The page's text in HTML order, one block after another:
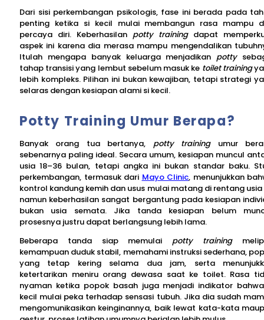
Dari sisi perkembangan psikologis, fase ini berada pada
penting ketika si kecil mulai membangun rasa mampu
percaya diri. Keberhasilan potty trainingdapat
aspek ini karena dia merasa mampu mengendalikan
Itulah mengapa banyak keluarga menjadikanpotty
tahap transisi yang lembut sebelum masuk ke toilet training
lebih kompleks. Pilihan ini bukan kewajiban, tetapi strategi
selaras dengan kesiapan alami si kecil.
Potty Training Umur Berapa?
Banyak orang tua bertanya, potty training umur
sebenarnya paling ideal. Secara umum, kesiapan muncul
usia 18–36 bulan, tetapi angka ini bukan standar baku.
perkembangan, termasuk dari Mayo Clinic, menunjukkan
kontrol kandung kemih dan usus mulai matang di rentang usia
namun keberhasilan sangat bergantung pada kesiapan
bukan usia semata. Jika tanda kesiapan belum
prosesnya justru dapat berlangsung lebih lama.
Beberapa tanda siap memulaipotty training
kemampuan duduk stabil, memahami instruksi sederhana,
yang tetap kering selama dua jam, serta
ketertarikan meniru orang dewasa saat ke toilet. Rasa
nyaman ketika popok basah juga menjadi indikator
kecil mulai peka terhadap sensasi tubuh. Jika dia sudah
mengomunikasikan keinginannya, baik lewat kata-kata